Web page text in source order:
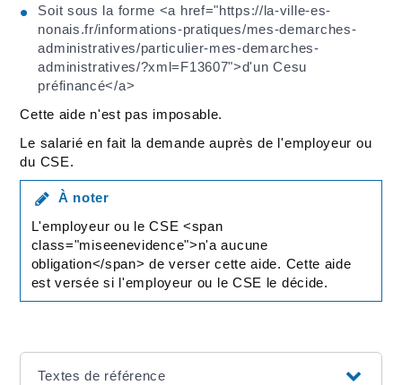
Soit sous la forme <a href="https://la-ville-es-
nonais.fr/informations-pratiques/mes-demarches-
administratives/particulier-mes-demarches-
administratives/?xml=F13607">d'un Cesu
préfinancé</a>
Cette aide n'est pas imposable.
Le salarié en fait la demande auprès de l'employeur ou
du CSE.
À noter
L'employeur ou le CSE <span
class="miseenevidence">n'a aucune
obligation</span> de verser cette aide. Cette aide
est versée si l'employeur ou le CSE le décide.
Textes de référence